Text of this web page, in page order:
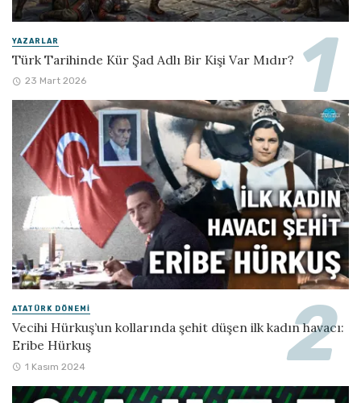
YAZARLAR
Türk Tarihinde Kür Şad Adlı Bir Kişi Var Mıdır?
23 Mart 2026
ATATÜRK DÖNEMI
Vecihi Hürkuş’un kollarında şehit düşen ilk kadın havacı:
Eribe Hürkuş
1 Kasım 2024